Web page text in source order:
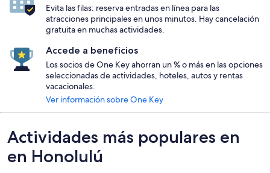
Evita las filas: reserva entradas en línea para las
atracciones principales en unos minutos. Hay cancelación
gratuita en muchas actividades.
Accede a beneficios
Los socios de One Key ahorran un % o más en las opciones
seleccionadas de actividades, hoteles, autos y rentas
vacacionales.
Ver información sobre One Key
Actividades más populares en
en Honolulú